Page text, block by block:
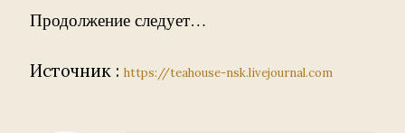
Продолжение следует…
Источник : https://teahouse-nsk.livejournal.com